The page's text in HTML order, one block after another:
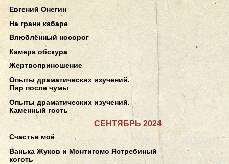
Евгений Онегин
На грани кабаре
Влюблённый носорог
Камера обскура
Жертвоприношение
Опыты драматических изучений.
Пир после чумы
Опыты драматических изучений.
Каменный гость
СЕНТЯБРЬ 2024
Счастье моё
Ванька Жуков и Монтигомо Ястребиный
коготь